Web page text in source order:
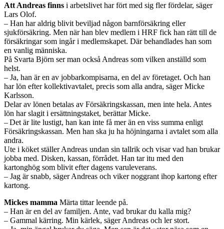
Att Andreas finns i arbetslivet har fört med sig fler fördelar, säger
Lars Olof.
– Han har aldrig blivit beviljad någon barnförsäkring eller
sjukförsäkring. Men när han blev medlem i HRF fick han rätt till de
försäkringar som ingår i medlemskapet. Där behandlades han som
en vanlig människa.
På Svarta Björn ser man också Andreas som vilken anställd som
helst.
– Ja, han är en av jobbarkompisarna, en del av företaget. Och han
har lön efter kollektivavtalet, precis som alla andra, säger Micke
Karlsson.
Delar av lönen betalas av Försäkringskassan, men inte hela. Antes
lön har slagit i ersättningstaket, berättar Micke.
– Det är lite lustigt, han kan inte få mer än en viss summa enligt
Försäkringskassan. Men han ska ju ha höjningarna i avtalet som alla
andra.
Ute i köket ställer Andreas undan sin tallrik och visar vad han brukar
jobba med. Disken, kassan, förrådet. Han tar itu med den
kartonghög som blivit efter dagens varuleverans.
– Jag är snabb, säger Andreas och viker noggrant ihop kartong efter
kartong.
Mickes mamma Märta tittar leende på.
– Han är en del av familjen. Ante, vad brukar du kalla mig?
– Gammal kärring. Min kärlek, säger ­Andreas och ler stort.